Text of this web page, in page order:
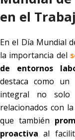
en el
En el Día Mundial
la importancia del
de
entornos
destaca como un
integral no solo
relacionados con
que también
proactiva al